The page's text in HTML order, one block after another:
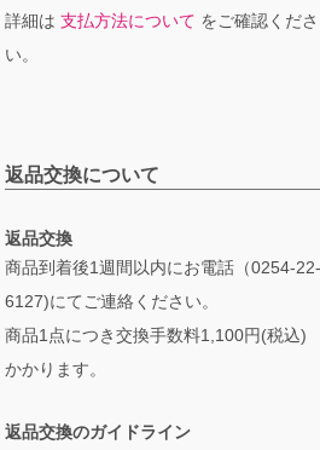
詳細は 支払方法について をご確認くださ
い。
返品交換について
返品交換
商品到着後1週間以内にお電話（0254-22-
6127)にてご連絡ください。
商品1点につき交換手数料1,100円(税込)
かかります。
返品交換のガイドライン